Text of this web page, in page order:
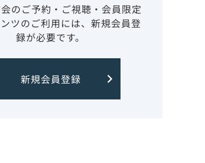
のご予約・ご視聴・会員限定
ツのご利用には、新規会員登
録が必要です。
新規会員登録